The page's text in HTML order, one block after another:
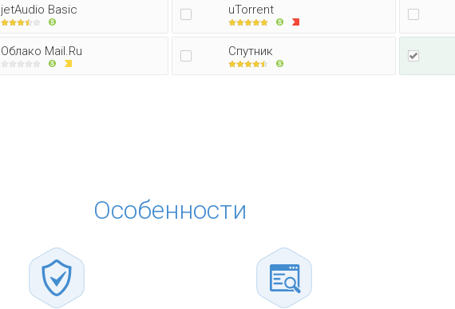
jetAudio Basic uTorrent
Облако Mail.Ru Спутник
Особенности